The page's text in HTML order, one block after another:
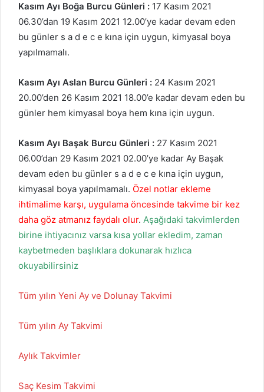
Kasım Ayı Boğa Burcu Günleri : 17 Kasım 2021
06.30’dan 19 Kasım 2021 12.00’ye kadar devam eden
bu günler s a d e c e kına için uygun, kimyasal boya
yapılmamalı.
Kasım Ayı Aslan Burcu Günleri : 24 Kasım 2021
20.00’den 26 Kasım 2021 18.00’e kadar devam eden bu
günler hem kimyasal boya hem kına için uygun.
Kasım Ayı Başak Burcu Günleri : 27 Kasım 2021
06.00’dan 29 Kasım 2021 02.00’ye kadar Ay Başak
devam eden bu günler s a d e c e kına için uygun,
kimyasal boya yapılmamalı. Özel notlar ekleme
ihtimalime karşı, uygulama öncesinde takvime bir kez
daha göz atmanız faydalı olur. Aşağıdaki takvimlerden
birine ihtiyacınız varsa kısa yollar ekledim, zaman
kaybetmeden başlıklara dokunarak hızlıca
okuyabilirsiniz
Tüm yılın Yeni Ay ve Dolunay Takvimi
Tüm yılın Ay Takvimi
Aylık Takvimler
Saç Kesim Takvimi